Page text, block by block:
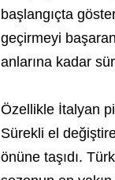
başlangıçta
geçirmeyi
anlarına kadar
Özellikle İtalyan
Sürekli el
önüne taşıdı.